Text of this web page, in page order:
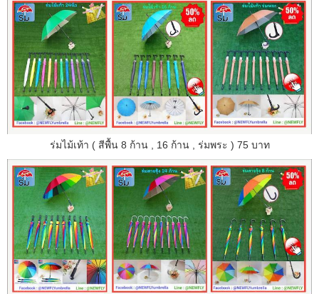
ร่มไม้เท้า ( สีพื้น 8 ก้าน , 16 ก้าน , ร่มพระ ) 75 บาท